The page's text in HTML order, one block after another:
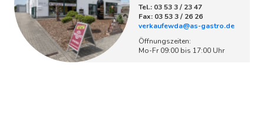
Tel.: 03 53 3 / 23 47
Fax: 03 53 3 / 26 26
verkaufewda@as-gastro.de
Öffnungszeiten:
Mo-Fr 09:00 bis 17:00 Uhr